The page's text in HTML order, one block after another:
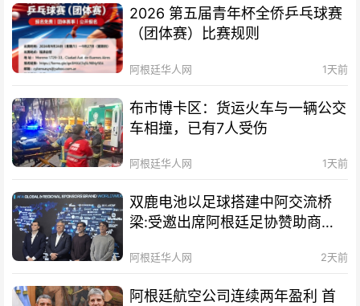
2026 第五届青年杯全侨乒乓球赛
（团体赛）比赛规则
阿根廷华人网 1天前
布市博卡区：货运火车与一辆公交
车相撞，已有7人受伤
阿根廷华人网 1天前
双鹿电池以足球搭建中阿交流桥
梁:受邀出席阿根廷足协赞助商招
阿根廷华人网 2天前
阿根廷航空公司连续两年盈利 首